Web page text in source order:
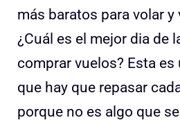
más baratos para volar y
¿Cuál es el mejor dia de
comprar vuelos? Esta
que hay que repasar
porque no es algo que